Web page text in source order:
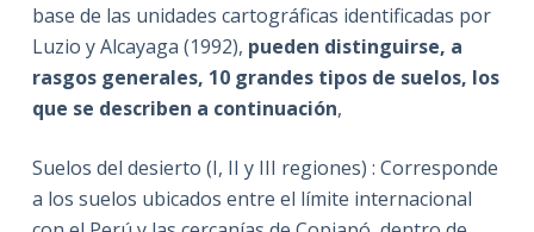
base de las unidades cartográficas identificadas por
Luzio y Alcayaga (1992), pueden distinguirse, a
rasgos generales, 10 grandes tipos de suelos, los
que se describen a continuación,
Suelos del desierto (I, II y III regiones) : Corresponde
a los suelos ubicados entre el límite internacional